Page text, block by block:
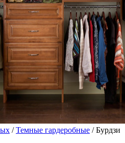
/Темные гардеробные / Бурдзи